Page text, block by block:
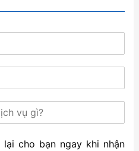
cho bạn ngay khi nhận